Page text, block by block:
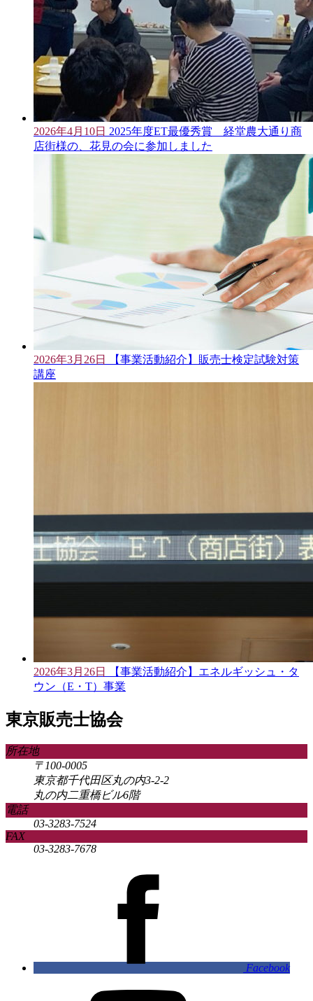
2026年4月10日 2025年度ET最優秀賞 経堂農大通り商
店街様の、花見の会に参加しました
2026年3月26日
【事業活動紹介】販売士検定試験対策
講座
2026年3月26日
【事業活動紹介】エネルギッシュ・タ
ウン（E・T）事業
東京販売士協会
所在地
〒100-0005
東京都千代田区丸の内3-2-2
丸の内二重橋ビル6階
電話
03-3283-7524
FAX
03-3283-7678
Facebook